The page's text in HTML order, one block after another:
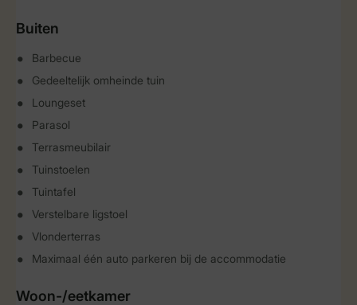
Buiten
Barbecue
Gedeeltelijk omheinde tuin
Loungeset
Parasol
Terrasmeubilair
Tuinstoelen
Tuintafel
Verstelbare ligstoel
Vlonderterras
Maximaal één auto parkeren bij de accommodatie
Woon-/eetkamer